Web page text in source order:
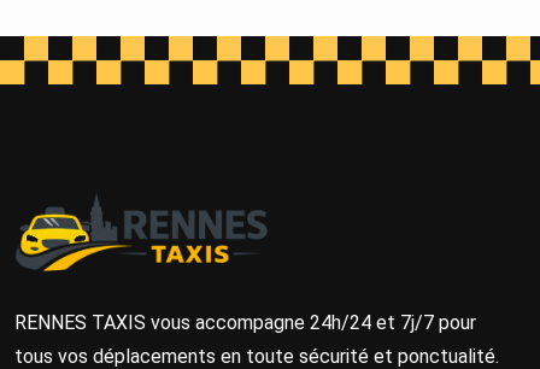
RENNES TAXIS vous accompagne 24h/24 et 7j/7 pour
tous vos déplacements en toute sécurité et ponctualité.